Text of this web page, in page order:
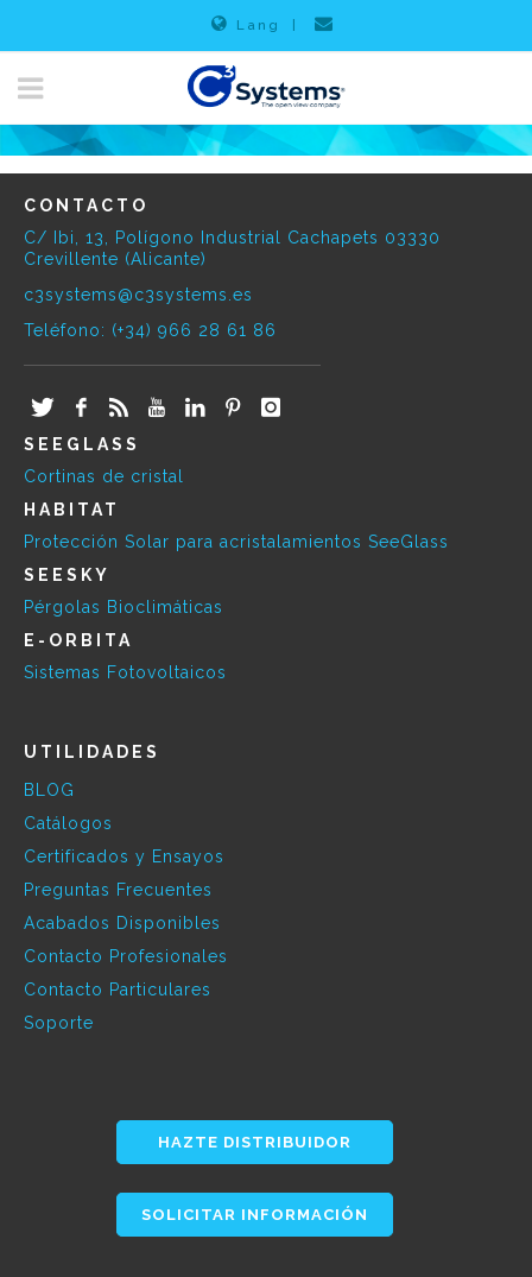
Lang
CONTACTO
C/ Ibi, 13, Polígono Industrial Cachapets 03330
Crevillente (Alicante)
c3systems@c3systems.es
Teléfono: (+34) 966 28 61 86
SEEGLASS
Cortinas de cristal
HABITAT
Protección Solar para acristalamientos SeeGlass
SEESKY
Pérgolas Bioclimáticas
E-ORBITA
Sistemas Fotovoltaicos
UTILIDADES
BLOG
Catálogos
Certificados y Ensayos
Preguntas Frecuentes
Acabados Disponibles
Contacto Profesionales
Contacto Particulares
Soporte
HAZTE DISTRIBUIDOR
SOLICITAR INFORMACIÓN